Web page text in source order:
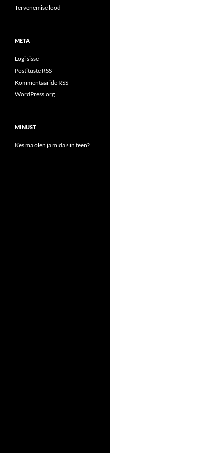
Tervenemise lood
META
Logi sisse
Postituste RSS
Kommentaaride RSS
WordPress.org
MINUST
Kes ma olen ja mida siin teen?